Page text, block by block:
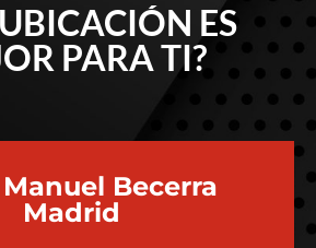
ES
PARA TI?
Becerra
Madrid